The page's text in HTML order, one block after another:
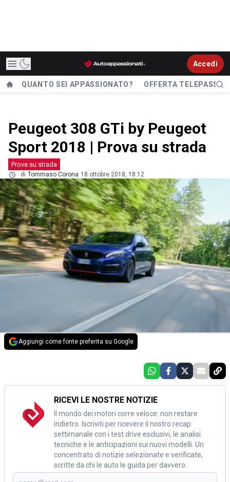
Accedi
QUANTO SEI APPASSIONATO? OFFERTA TELEPASS
Peugeot 308 GTi by Peugeot
Sport 2018 | Prova su strada
Prove su strada
di Tommaso Corona 18 ottobre 2018, 18.12
Aggiungi come fonte preferita su Google
RICEVI LE NOSTRE NOTIZIE
Il mondo dei motori corre veloce: non restare
indietro. Iscriviti per ricevere il nostro recap
settimanale con i test drive esclusivi, le analisi
tecniche e le anticipazioni sui nuovi modelli. Un
concentrato di notizie selezionate e verificate,
scritte da chi le auto le guida per davvero.